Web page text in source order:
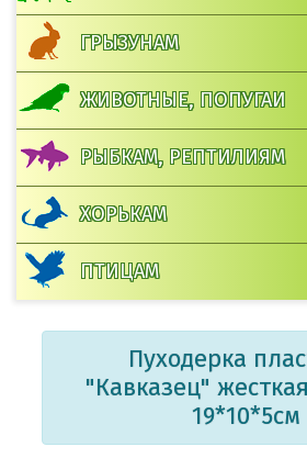
ГРЫЗУНАМ
ЖИВОТНЫЕ, ПОПУГАИ
РЫБКАМ, РЕПТИЛИЯМ
ХОРЬКАМ
ПТИЦАМ
Пуходерка
"Кавказец"
19*10*5см